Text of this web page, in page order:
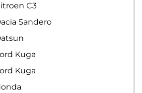
C3
Sandero
Kuga
Kuga